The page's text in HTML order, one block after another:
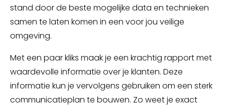
stand door de beste mogelijke data en technieken
samen te laten komen in een voor jou veilige
omgeving.
Met een paar kliks maak je een krachtig rapport met
waardevolle informatie over je klanten. Deze
informatie kun je vervolgens gebruiken om een sterk
communicatieplan te bouwen. Zo weet je exact